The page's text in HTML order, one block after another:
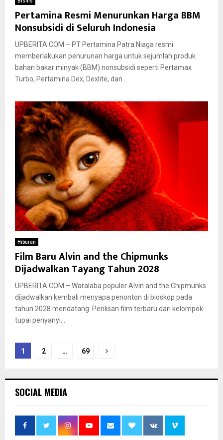
Pertamina Resmi Menurunkan Harga BBM
Nonsubsidi di Seluruh Indonesia
UPBERITA.COM – PT Pertamina Patra Niaga resmi
memberlakukan penurunan harga untuk sejumlah produk
bahan bakar minyak (BBM) nonsubsidi seperti Pertamax
Turbo, Pertamina Dex, Dexlite, dan...
Hiburan
Film Baru Alvin and the Chipmunks
Dijadwalkan Tayang Tahun 2028
UPBERITA.COM – Waralaba populer Alvin and the Chipmunks
dijadwalkan kembali menyapa penonton di bioskop pada
tahun 2028 mendatang. Perilisan film terbaru dari kelompok
tupai penyanyi...
Paginasi
1 2 … 69
SOCIAL MEDIA